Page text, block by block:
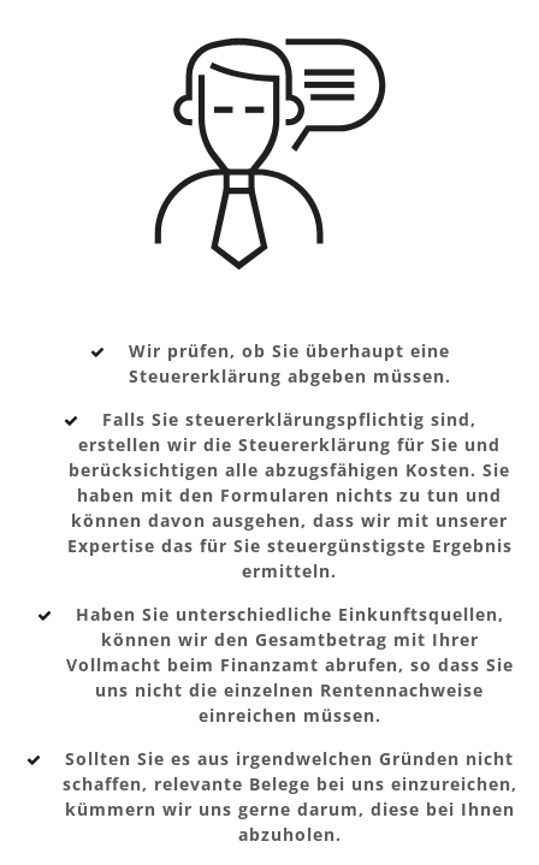
Wir prüfen, ob Sie überhaupt eine
Steuererklärung abgeben müssen.
Falls Sie steuererklärungspflichtig sind,
erstellen wir die Steuererklärung für Sie und
berücksichtigen alle abzugsfähigen Kosten. Sie
haben mit den Formularen nichts zu tun und
können davon ausgehen, dass wir mit unserer
Expertise das für Sie steuergünstigste Ergebnis
ermitteln.
Haben Sie unterschiedliche Einkunftsquellen,
können wir den Gesamtbetrag mit Ihrer
Vollmacht beim Finanzamt abrufen, so dass Sie
uns nicht die einzelnen Rentennachweise
einreichen müssen.
Sollten Sie es aus irgendwelchen Gründen nicht
schaffen, relevante Belege bei uns einzureichen,
kümmern wir uns gerne darum, diese bei Ihnen
abzuholen.